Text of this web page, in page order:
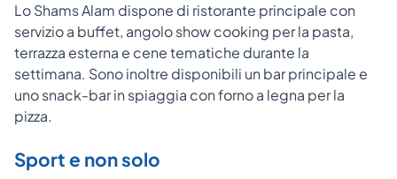
Lo Shams Alam dispone di ristorante principale con
servizio a buffet, angolo show cooking per la pasta,
terrazza esterna e cene tematiche durante la
settimana. Sono inoltre disponibili un bar principale e
uno snack-bar in spiaggia con forno a legna per la
pizza.
Sport e non solo